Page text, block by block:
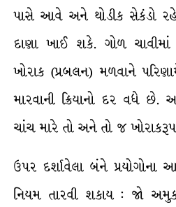
પાસે આવે અને થોડીક સેકંડો
દાણા ખાઈ શકે. ગોળ ચાવીમાં
ખોરાક (પ્રબલન) મળવાને
મારવાની ક્રિયાનો દર વધે છે.
ચાંચ મારે તો અને તો જ
ઉપર દર્શાવેલા બંને પ્રયોગોના
નિયમ તારવી શકાય : જો અમુક